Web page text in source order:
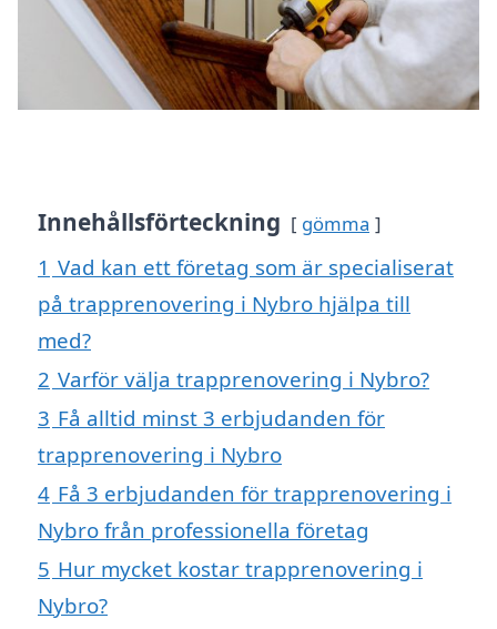
Innehållsförteckning gömma
1 Vad kan ett företag som är specialiserat
på trapprenovering i Nybro hjälpa till
med?
2 Varför välja trapprenovering i Nybro?
3 Få alltid minst 3 erbjudanden för
trapprenovering i Nybro
4 Få 3 erbjudanden för trapprenovering i
Nybro från professionella företag
5 Hur mycket kostar trapprenovering i
Nybro?